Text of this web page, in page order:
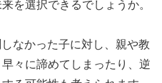
を選択できるでしょうか。
なかった子に対し、親や教
々に諦めてしまったり、逆